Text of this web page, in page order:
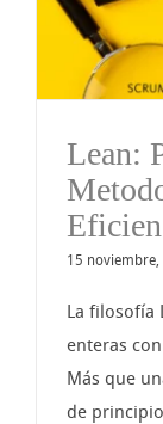
Lean:
15 noviembre,
La filosofía
enteras
Más que
de